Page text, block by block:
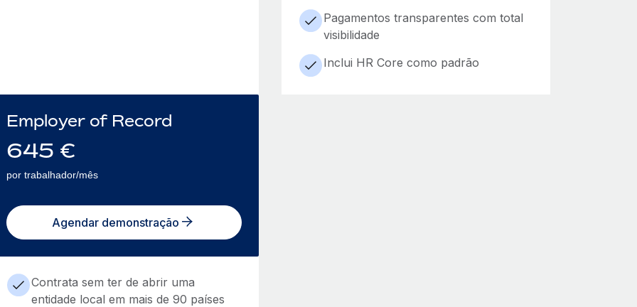
Pagamentos transparentes com total
visibilidade
Inclui HR Core como padrão
Employer of Record
645 €
por trabalhador/mês
Agendar demonstração
Contrata sem ter de abrir uma
entidade local em mais de 90 países